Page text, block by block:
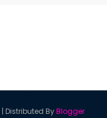
| Distributed ByBlogger